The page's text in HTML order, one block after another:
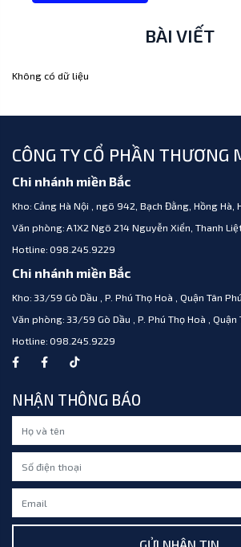
BÀI VIẾT
Không có dữ liệu
CÔNG TY CỔ PHẦN THƯƠNG
Chi nhánh miền Bắc
Kho: Cảng Hà Nội , ngõ 942, Bạch Đằng, Hồng Hà,
Văn phòng: A1X2 Ngõ 214 Nguyễn Xiển, Thanh
Hotline: 098.245.9229
Chi nhánh miền Bắc
Kho: 33/59 Gò Dầu , P. Phú Thọ Hoà , Quận Tân
Văn phòng: 33/59 Gò Dầu , P. Phú Thọ Hoà , Quận
Hotline: 098.245.9229
NHẬN THÔNG BÁO